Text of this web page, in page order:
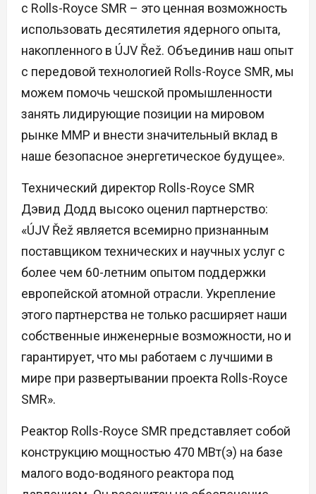
с Rolls-Royce SMR – это ценная возможность
использовать десятилетия ядерного опыта,
накопленного в ÚJV Řež. Объединив наш опыт
с передовой технологией Rolls-Royce SMR, мы
можем помочь чешской промышленности
занять лидирующие позиции на мировом
рынке ММР и внести значительный вклад в
наше безопасное энергетическое будущее».
Технический директор Rolls-Royce SMR
Дэвид Додд высоко оценил партнерство:
«ÚJV Řež является всемирно признанным
поставщиком технических и научных услуг с
более чем 60-летним опытом поддержки
европейской атомной отрасли. Укрепление
этого партнерства не только расширяет наши
собственные инженерные возможности, но и
гарантирует, что мы работаем с лучшими в
мире при развертывании проекта Rolls-Royce
SMR».
Реактор Rolls-Royce SMR представляет собой
конструкцию мощностью 470 МВт(э) на базе
малого водо-водяного реактора под